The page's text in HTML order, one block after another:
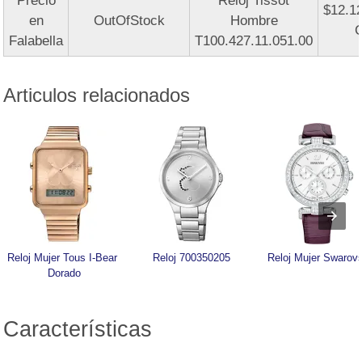
en
Falabella
OutOfStock
Hombre
T100.427.11.051.00
Articulos relacionados
Reloj Mujer Tous I-Bear
Dorado
Reloj 700350205 Reloj Mujer
Características